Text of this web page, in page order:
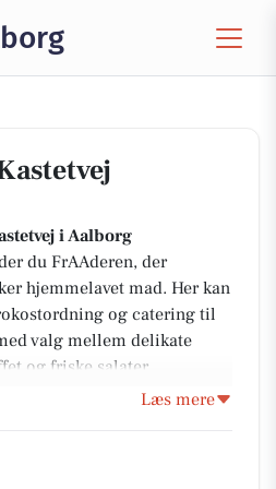
i Aalborg
du FrAAderen, der
hjemmelavet mad. Her kan
og catering til
valg mellem delikate
og friske salater.
at bruge friske råvarer og
Læs mere